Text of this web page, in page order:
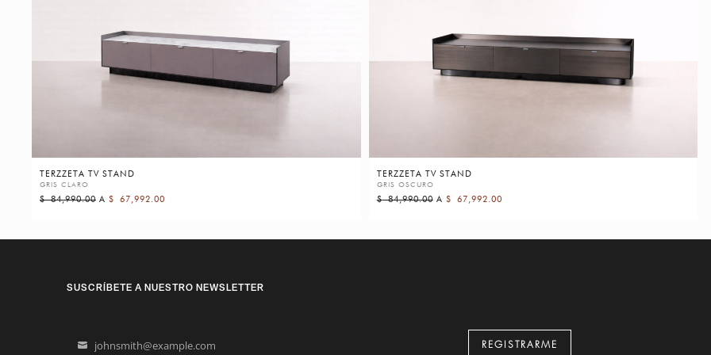
TERZZETA TV STAND
GRIS CLARO
$84,990.00 A $ 67,992.00
TERZZETA TV STAND
GRIS OSCURO
$84,990.00A $ 67,992.00
SUSCRÍBETE A NUESTRO NEWSLETTER
johnsmith@example.com REGISTRARME